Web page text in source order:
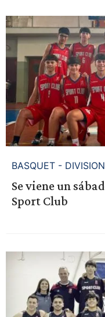
BASQUET -
Se viene un
Sport Club